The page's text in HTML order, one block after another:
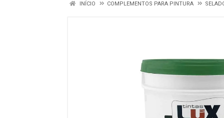
INÍCIO COMPLEMENTOS PARA PINTURA